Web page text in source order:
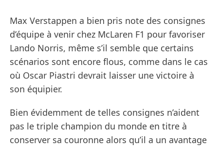
Max Verstappen a bien pris note des consignes
d’équipe à venir chez McLaren F1 pour favoriser
Lando Norris, même s’il semble que certains
scénarios sont encore flous, comme dans le cas
où Oscar Piastri devrait laisser une victoire à
son équipier.
Bien évidemment de telles consignes n’aident
pas le triple champion du monde en titre à
conserver sa couronne alors qu’il a un avantage